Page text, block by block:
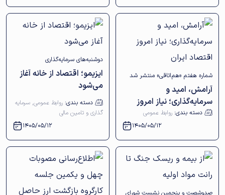
شماره هفتم «هم‌اتاقی» منتشر شد
آرامش، امید و
سرمایه‌گذاری؛ نیاز امروز
اقتصاد ایران
دسته بندی: روابط عمومی
1405/05/12
دوشنبه‌های سرمایه‌گذاری
ایزیمو؛ اقتصاد از خانه آغاز
می‌شود
دسته بندی: روابط عمومی, سرمایه
گذاری و تامین مالی
1405/05/12
صدوشصت و پنجمین نشست شورای